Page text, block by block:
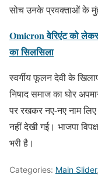
सोच उनके प्रवक्ताओं के
Omicron वेरिएंट को
का सिलसिला
स्वर्गीय फूलन देवी के
निषाद समाज का घोर
पर रखकर नए-नए नाम लिए
नहीं देखी गई। भाजपा
भरी है।
Categories: Main Slider,